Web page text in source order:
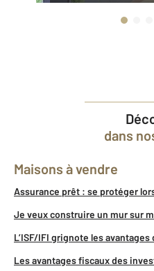
dans
Maisons à vendre
Assurance prêt : se protéger
Je veux construire un mur sur
L’ISF/IFI grignote les avantages
Les avantages fiscaux des